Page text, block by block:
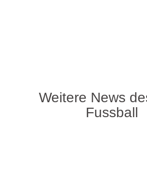
Weitere News
Fussball